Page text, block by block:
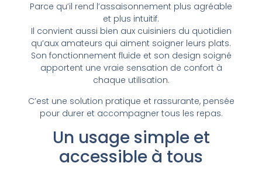
Parce qu’il rend l’assaisonnement plus agréable
et plus intuitif.
Il convient aussi bien aux cuisiniers du quotidien
qu’aux amateurs qui aiment soigner leurs plats.
Son fonctionnement fluide et son design soigné
apportent une vraie sensation de confort à
chaque utilisation.
C’est une solution pratique et rassurante, pensée
pour durer et accompagner tous les repas.
Un usage simple et
accessible à tous